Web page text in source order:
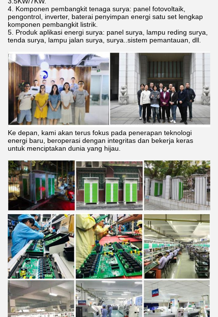
4. Komponen pembangkit tenaga surya: panel fotovoltaik,
pengontrol, inverter, baterai penyimpan energi satu set lengkap
komponen pembangkit listrik.
5. Produk aplikasi energi surya: panel surya, lampu reding surya,
tenda surya, lampu jalan surya, surya..sistem pemantauan, dll.
Ke depan, kami akan terus fokus pada penerapan teknologi
energi baru, beroperasi dengan integritas dan bekerja keras
untuk menciptakan dunia yang hijau.